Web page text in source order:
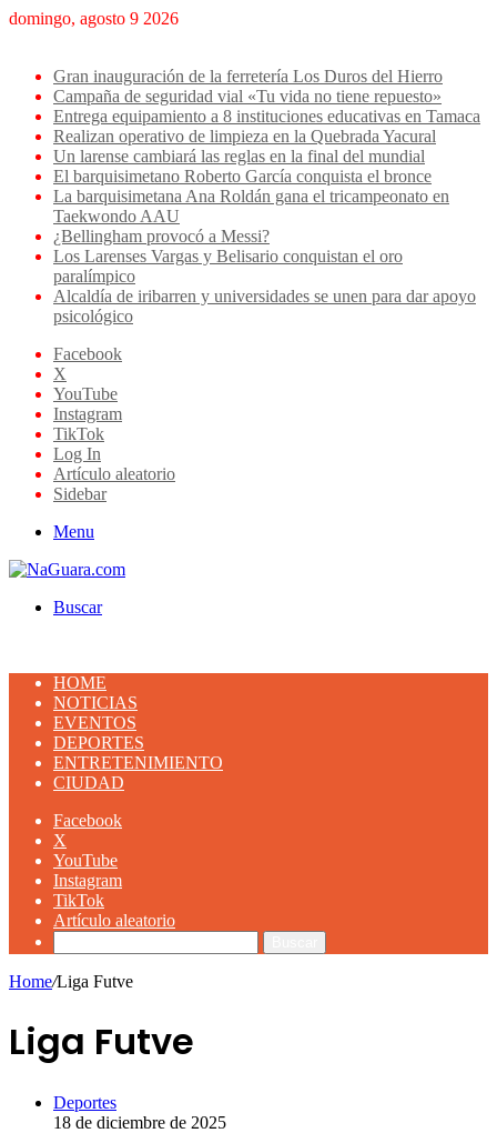
domingo, agosto 9 2026
Gran inauguración de la ferretería Los Duros del Hierro
Campaña de seguridad vial «Tu vida no tiene repuesto»
Entrega equipamiento a 8 instituciones educativas en Tamaca
Realizan operativo de limpieza en la Quebrada Yacural
Un larense cambiará las reglas en la final del mundial
El barquisimetano Roberto García conquista el bronce
La barquisimetana Ana Roldán gana el tricampeonato en
Taekwondo AAU
¿Bellingham provocó a Messi?
Los Larenses Vargas y Belisario conquistan el oro
paralímpico
Alcaldía de iribarren y universidades se unen para dar apoyo
psicológico
Facebook
X
YouTube
Instagram
TikTok
Log In
Artículo aleatorio
Sidebar
Menu
Buscar
HOME
NOTICIAS
EVENTOS
DEPORTES
ENTRETENIMIENTO
CIUDAD
Facebook
X
YouTube
Instagram
TikTok
Artículo aleatorio
Home/Liga Futve
Liga Futve
Deportes
18 de diciembre de 2025